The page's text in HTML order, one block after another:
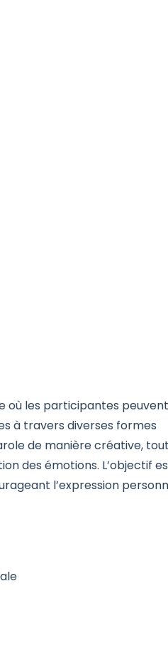
où les participantes peuvent
à travers diverses formes
de manière créative,
des émotions. L’objectif
l’expression